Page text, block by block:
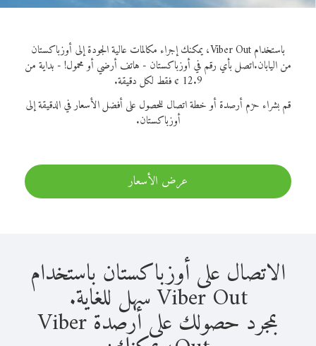
باستخدام Viber Out، يمكنك إجراء مكالمات عالية الجودة إلى أوزباكستان
من اليابان.اتصل بأي رقم في أوزباكستان - هاتف أرضي أو محمول! - بداية من
12.9 ¢ فقط لكل دقيقة.
قم بشراء حزم أرصدة أو خطة اتصال للحصول على أفضل الأسعار في الدقيقة إلى
أوزباكستان.
عرض الأسعار
الاتصال على أوزباكستان باستخدام
Viber Out سهل للغاية.
بمجرد حصولك على أرصدة Viber